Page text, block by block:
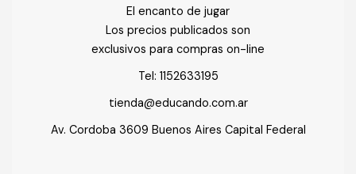
El encanto de jugar
Los precios publicados son
exclusivos para compras on-line
Tel: 1152633195
tienda@educando.com.ar
Av. Cordoba 3609 Buenos Aires Capital Federal